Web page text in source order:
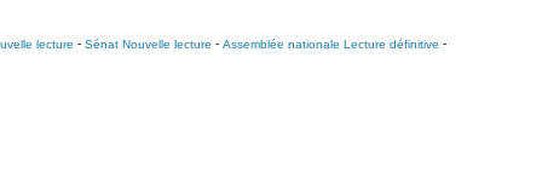
lecture - Sénat Nouvelle lecture - Assemblée nationale Lecture définitive -